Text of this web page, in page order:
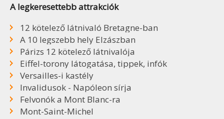
A legkeresettebb attrakciók
12 kötelező látnivaló Bretagne-ban
A 10 legszebb hely Elzászban
Párizs 12 kötelező látnivalója
Eiffel-torony látogatása, tippek, infók
Versailles-i kastély
Invalidusok - Napóleon sírja
Felvonók a Mont Blanc-ra
Mont-Saint-Michel